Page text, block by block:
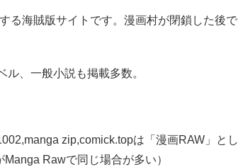
る海賊版サイトです。漫画村が閉鎖した後で
、一般小説も掲載多数。
zip,comick.topは「漫画RAW」とし
Rawで同じ場合が多い）